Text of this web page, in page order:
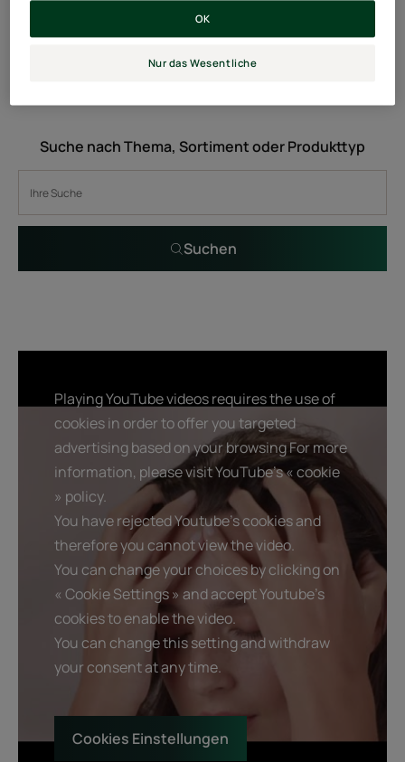
REINHEIT
4.9
56
Konzentrat
Suche nach Thema, Sortiment oder Produkttyp
Suchen
Playing YouTube videos requires the use of
cookies in order to offer you targeted
advertising based on your browsing For more
information, please visit YouTube's « cookie
» policy.
You have rejected Youtube's cookies and
therefore you cannot view the video.
You can change your choices by clicking on
« Cookie Settings » and accept Youtube's
cookies to enable the video.
You can change this setting and withdraw
your consent at any time.
Cookies Einstellungen
Nur das Wesentliche
OK